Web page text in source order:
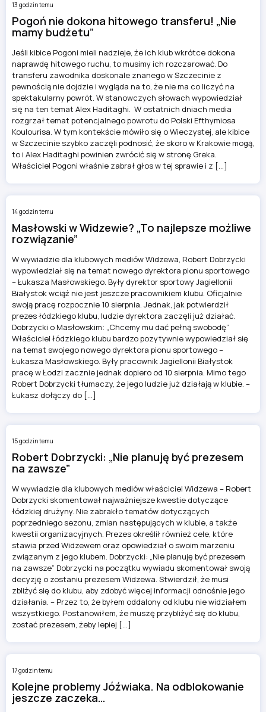
13 godzin temu
Pogoń nie dokona hitowego transferu! „Nie
mamy budżetu”
Jeśli kibice Pogoni mieli nadzieje, że ich klub wkrótce dokona
naprawdę hitowego ruchu, to musimy ich rozczarować. Do
transferu zawodnika doskonale znanego w Szczecinie z
pewnością nie dojdzie i wygląda na to, że nie ma co liczyć na
spektakularny powrót. W stanowczych słowach wypowiedział
się na ten temat Alex Haditaghi. W ostatnich dniach media
rozgrzał temat potencjalnego powrotu do Polski Efthymiosa
Koulourisa. W tym kontekście mówiło się o Wieczystej, ale kibice
w Szczecinie szybko zaczęli podnosić, że skoro w Krakowie mogą,
to i Alex Haditaghi powinien zwrócić się w stronę Greka.
Właściciel Pogoni właśnie zabrał głos w tej sprawie i z […]
14 godzin temu
Masłowski w Widzewie? „To najlepsze możliwe
rozwiązanie”
W wywiadzie dla klubowych mediów Widzewa, Robert Dobrzycki
wypowiedział się na temat nowego dyrektora pionu sportowego
– Łukasza Masłowskiego. Były dyrektor sportowy Jagiellonii
Białystok wciąż nie jest jeszcze pracownikiem klubu. Oficjalnie
swoją pracę rozpocznie 10 sierpnia. Jednak, jak potwierdził
prezes łódzkiego klubu, ludzie dyrektora zaczęli już działać.
Dobrzycki o Masłowskim: „Chcemy mu dać pełną swobodę”
Właściciel łódzkiego klubu bardzo pozytywnie wypowiedział się
na temat swojego nowego dyrektora pionu sportowego –
Łukasza Masłowskiego. Były pracownik Jagiellonii Białystok
pracę w Łodzi zacznie jednak dopiero od 10 sierpnia. Mimo tego
Robert Dobrzycki tłumaczy, że jego ludzie już działają w klubie. –
Łukasz dołączy do […]
15 godzin temu
Robert Dobrzycki: „Nie planuję być prezesem
na zawsze”
W wywiadzie dla klubowych mediów właściciel Widzewa – Robert
Dobrzycki skomentował najważniejsze kwestie dotyczące
łódzkiej drużyny. Nie zabrakło tematów dotyczących
poprzedniego sezonu, zmian następujących w klubie, a także
kwestii organizacyjnych. Prezes określił również cele, które
stawia przed Widzewem oraz opowiedział o swoim marzeniu
związanym z jego klubem. Dobrzycki: „Nie planuję być prezesem
na zawsze” Dobrzycki na początku wywiadu skomentował swoją
decyzję o zostaniu prezesem Widzewa. Stwierdził, że musi
zbliżyć się do klubu, aby zdobyć więcej informacji odnośnie jego
działania. – Przez to, że byłem oddalony od klubu nie widziałem
wszystkiego. Postanowiłem, że muszę przybliżyć się do klubu,
zostać prezesem, żeby lepiej […]
17 godzin temu
Kolejne problemy Jóźwiaka. Na odblokowanie
jeszcze zaczeka…